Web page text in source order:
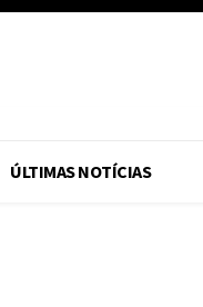
ÚLTIMAS NOTÍCIAS